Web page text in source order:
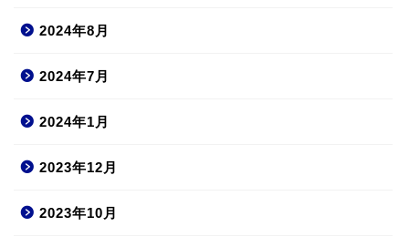
2024年8月
2024年7月
2024年1月
2023年12月
2023年10月